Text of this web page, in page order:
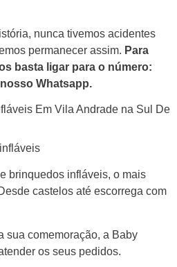
nunca tivemos acidentes
permanecer assim. Para
basta ligar para o número:
Whatsapp.
Em Vila Andrade na Sul De
brinquedos infláveis, o mais
castelos até escorrega com
sua comemoração, a Baby
os seus pedidos.